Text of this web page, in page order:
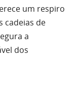
um respiro
cadeias de
a
dos